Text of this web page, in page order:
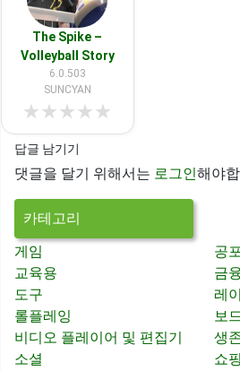
The Spike –
Volleyball Story
6.0.503
SUNCYAN
★★★★★
답글 남기기
댓글을 달기 위해서는 로그인해야
카테고리
게임
공
교육용
금
도구
레
롤플레잉
보
비디오 플레이어 및 편집기
생
소셜
쇼핑